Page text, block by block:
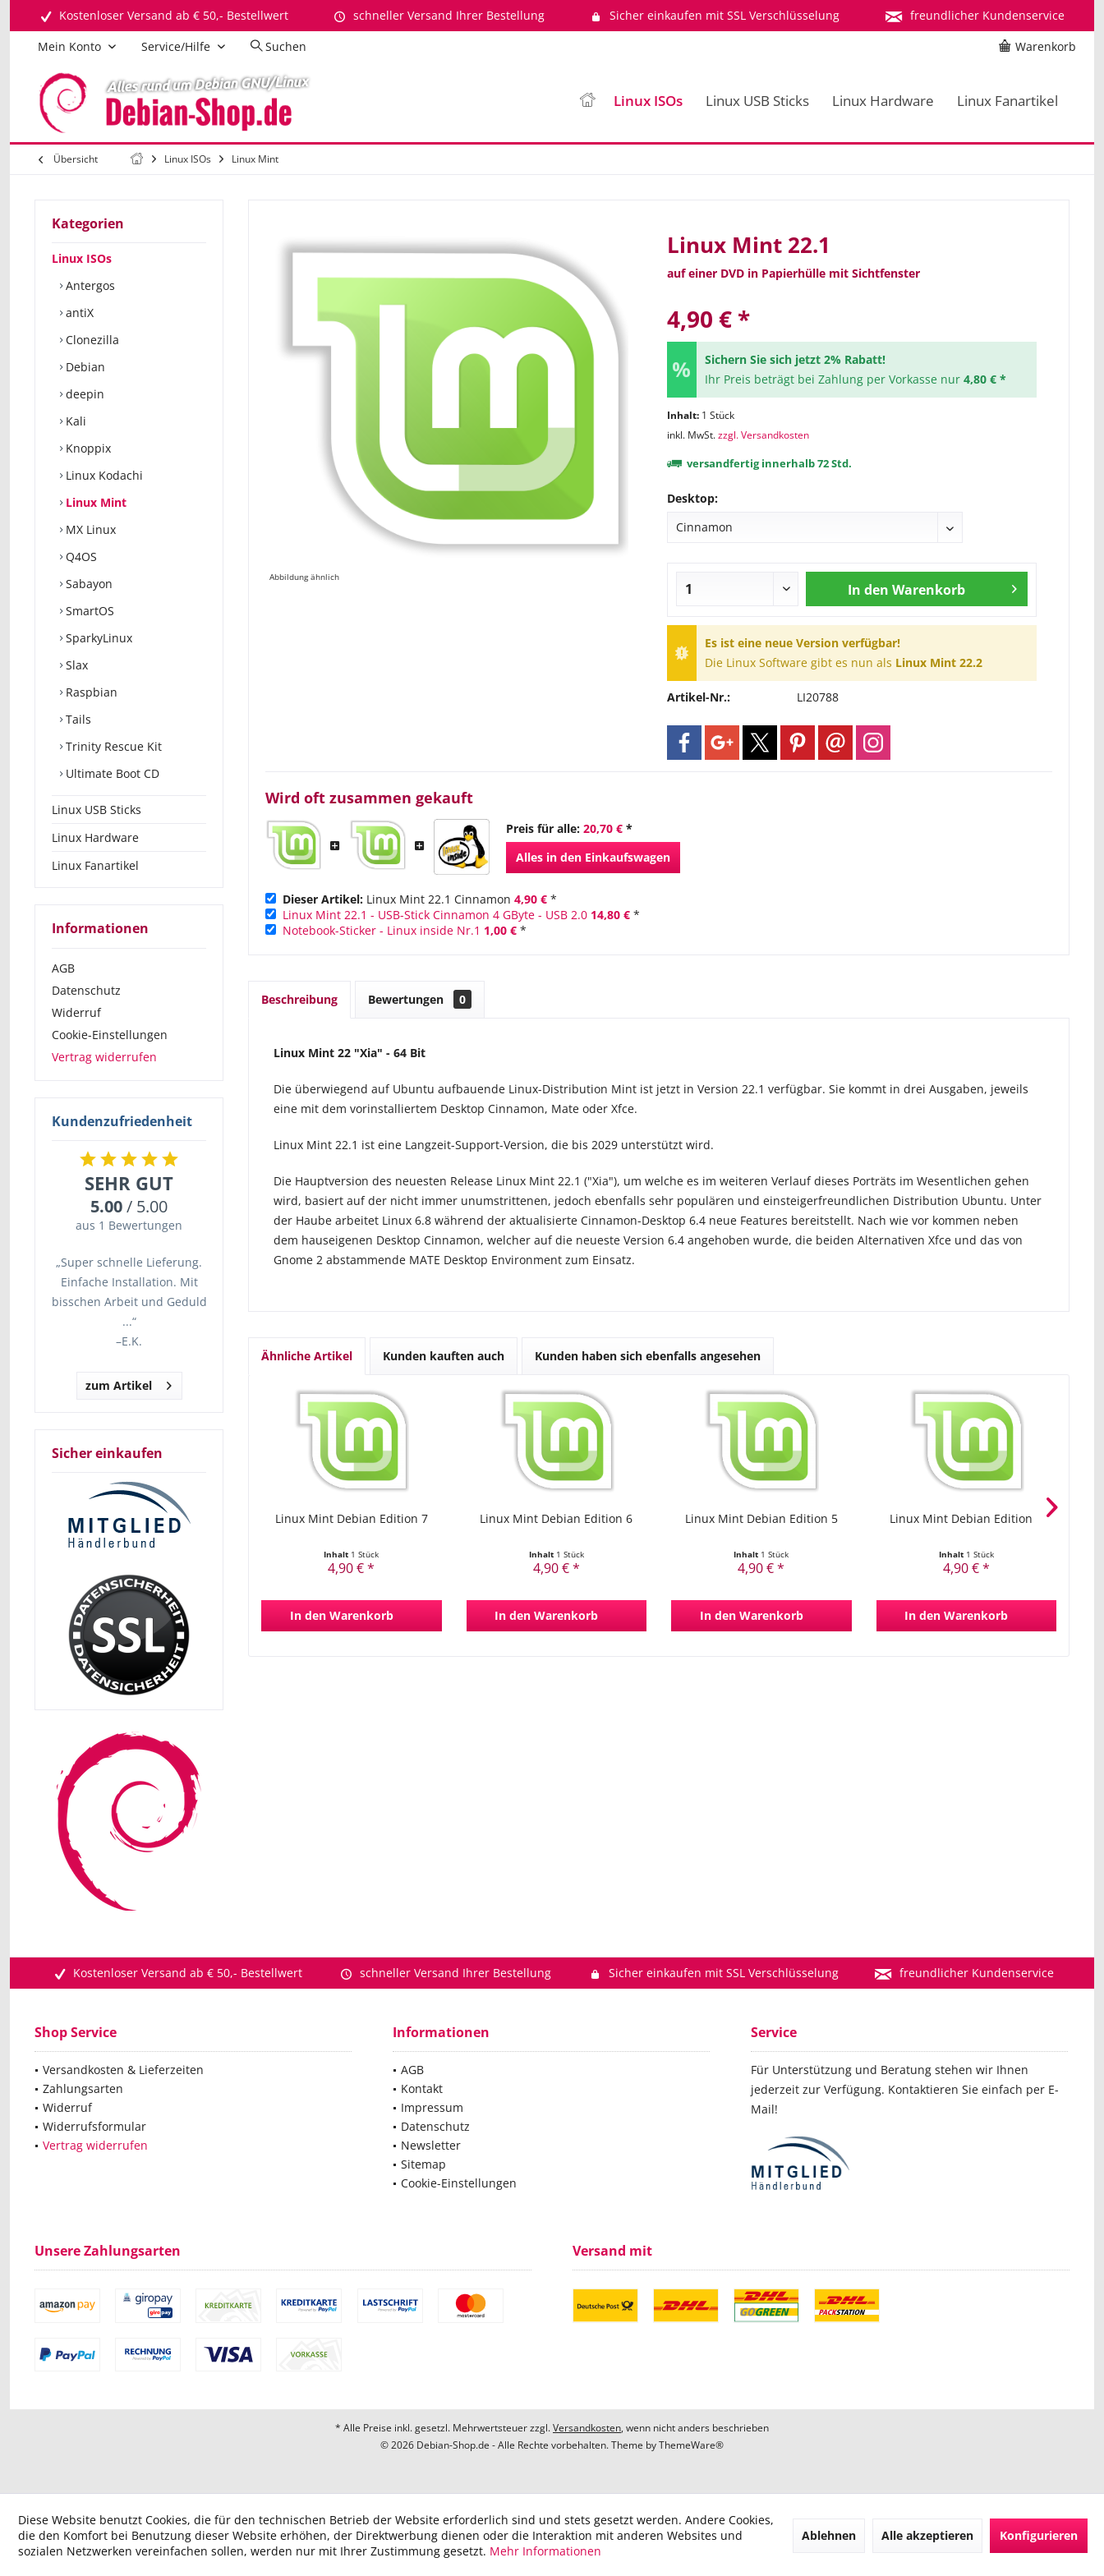
Kostenloser Versand ab € 50,- Bestellwert schneller Versand Ihrer Bestellung Sicher einkaufen mit SSL Verschlüsselung
freundlicher Kundenservice
Warenkorb
Mein Konto Service/Hilfe Suchen
Linux ISOs Linux USB Sticks Linux Hardware Linux Fanartikel
Übersicht Linux ISOs Linux Mint
Kategorien
Linux ISOs
Antergos
antiX
Clonezilla
Debian
deepin
Kali
Knoppix
Linux Kodachi
Linux Mint
MX Linux
Q4OS
Sabayon
SmartOS
SparkyLinux
Slax
Raspbian
Tails
Trinity Rescue Kit
Ultimate Boot CD
Linux USB Sticks
Linux Hardware
Linux Fanartikel
Informationen
AGB
Datenschutz
Widerruf
Cookie-Einstellungen
Vertrag widerrufen
Kundenzufriedenheit
SEHR GUT
5.00/ 5.00
aus 1 Bewertungen
„Super schnelle Lieferung.
Einfache Installation. Mit
bisschen Arbeit und Geduld
...“
–E.K.
zum Artikel
Sicher einkaufen
Abbildung ähnlich
Linux Mint 22.1
auf einer DVD in Papierhülle mit Sichtfenster
4,90 € *
Sichern Sie sich jetzt 2% Rabatt!
Ihr Preis beträgt bei Zahlung per Vorkasse nur 4,80 € *
Inhalt: 1 Stück
inkl. MwSt.zzgl. Versandkosten
versandfertig innerhalb 72 Std.
Desktop:
In den Warenkorb
Es ist eine neue Version verfügbar!
Die Linux Software gibt es nun als Linux Mint 22.2
Artikel-Nr.: LI20788
Wird oft zusammen gekauft
Preis für alle: 20,70 €*
Alles in den Einkaufswagen
Dieser Artikel: Linux Mint 22.1 Cinnamon 4,90 € *
Linux Mint 22.1 - USB-Stick Cinnamon 4 GByte - USB 2.0 14,80 € *
Notebook-Sticker - Linux inside Nr.1 1,00 € *
Beschreibung Bewertungen 0
Linux Mint 22 "Xia" - 64 Bit
Die überwiegend auf Ubuntu aufbauende Linux-Distribution Mint ist jetzt in Version 22.1 verfügbar. Sie kommt in drei Ausgaben, jeweils
eine mit dem vorinstalliertem Desktop Cinnamon, Mate oder Xfce.
Linux Mint 22.1 ist eine Langzeit-Support-Version, die bis 2029 unterstützt wird.
Die Hauptversion des neuesten Release Linux Mint 22.1 ("Xia"), um welche es im weiteren Verlauf dieses Porträts im Wesentlichen gehen
wird, basiert auf der nicht immer unumstrittenen, jedoch ebenfalls sehr populären und einsteigerfreundlichen Distribution Ubuntu. Unter
der Haube arbeitet Linux 6.8 während der aktualisierte Cinnamon-Desktop 6.4 neue Features bereitstellt. Nach wie vor kommen neben
dem hauseigenen Desktop Cinnamon, welcher auf die neueste Version 6.4 angehoben wurde, die beiden Alternativen Xfce und das von
Gnome 2 abstammende MATE Desktop Environment zum Einsatz.
Ähnliche Artikel Kunden kauften auch Kunden haben sich ebenfalls angesehen
Linux Mint Debian Edition 7
Inhalt 1 Stück
4,90 € *
In den Warenkorb
Linux Mint Debian Edition 6
Inhalt 1 Stück
4,90 € *
In den Warenkorb
Linux Mint Debian Edition 5
Inhalt 1 Stück
4,90 € *
In den Warenkorb
Linux Mint Debian Edition 4
Inhalt 1 Stück
4,90 € *
In den Warenkorb
Kostenloser Versand ab € 50,- Bestellwert schneller Versand Ihrer Bestellung Sicher einkaufen mit SSL Verschlüsselung freundlicher Kundenservice
Shop Service
Versandkosten & Lieferzeiten
Zahlungsarten
Widerruf
Widerrufsformular
Vertrag widerrufen
Informationen
AGB
Kontakt
Impressum
Datenschutz
Newsletter
Sitemap
Cookie-Einstellungen
Service
Für Unterstützung und Beratung stehen wir Ihnen
jederzeit zur Verfügung. Kontaktieren Sie einfach per E-
Mail!
Unsere Zahlungsarten Versand mit
* Alle Preise inkl. gesetzl. Mehrwertsteuer zzgl.Versandkosten, wenn nicht anders beschrieben
© 2026 Debian-Shop.de - Alle Rechte vorbehalten. Theme byThemeWare®
Diese Website benutzt Cookies, die für den technischen Betrieb der Website erforderlich sind und stets gesetzt werden. Andere Cookies,
die den Komfort bei Benutzung dieser Website erhöhen, der Direktwerbung dienen oder die Interaktion mit anderen Websites und
sozialen Netzwerken vereinfachen sollen, werden nur mit Ihrer Zustimmung gesetzt. Mehr Informationen
Ablehnen Alle akzeptieren Konfigurieren